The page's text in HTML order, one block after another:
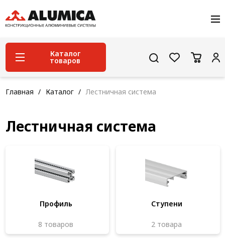
О компании
Услуги
Сервис и поддержка
Проекты
Контакты
Каталог
товаров
Система конструкционного алюминиевого
профиля
Кабельные короба
Конвейерная фурнитура
Система V-паза NEW!
Главная Каталог Лестничная система
Лестничная система
Профиль
8 товаров
Ступени
2 товара